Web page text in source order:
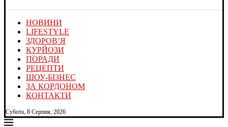
НОВИНИ
LIFESTYLE
ЗДОРОВ’Я
КУРЙОЗИ
ПОРАДИ
РЕЦЕПТИ
ШОУ-БІЗНЕС
ЗА КОРДОНОМ
КОНТАКТИ
Субота, 8 Серпня, 2026